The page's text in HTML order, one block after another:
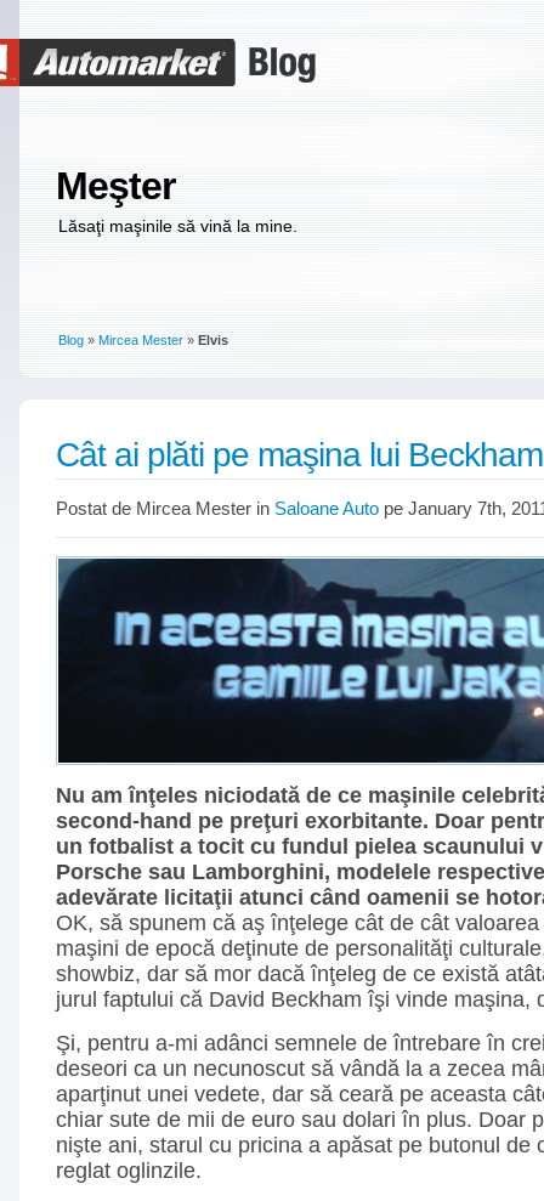
Meşter
Lăsaţi maşinile să vină la mine.
Blog » Mircea Mester » Elvis
Cât ai plăti pe maşina lui
Postat de Mircea Mester in Saloane Auto pe January 7th,
Nu am înţeles niciodată de ce maşinile
second-hand pe preţuri exorbitante. Doar
un fotbalist a tocit cu fundul pielea scaunului
Porsche sau Lamborghini, modelele
adevărate licitaţii atunci când oamenii se
OK, să spunem că aş înţelege cât de cât
maşini de epocă deţinute de personalităţi
showbiz, dar să mor dacă înţeleg de ce există
jurul faptului că David Beckham îşi vinde maşina,
Şi, pentru a-mi adânci semnele de întrebare în
deseori ca un necunoscut să vândă la a zecea
aparţinut unei vedete, dar să ceară pe aceasta
chiar sute de mii de euro sau dolari în plus. Doar
nişte ani, starul cu pricina a apăsat pe butonul de
reglat oglinzile.